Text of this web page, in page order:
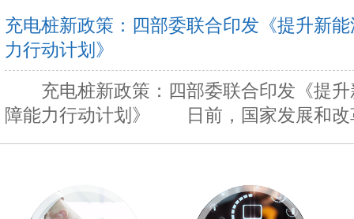
充电桩新政策：四部委联合印发《提升新
力行动计划》
充电桩新政策：四部委联合印发《提升
障能力行动计划》 日前，国家发展和改